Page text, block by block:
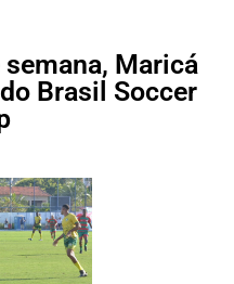
Maricá
Brasil Soccer